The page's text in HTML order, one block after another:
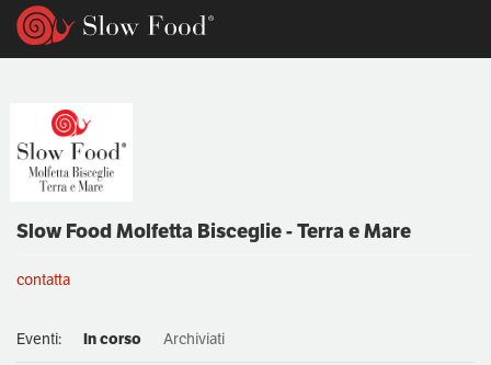
Slow Food Molfetta Bisceglie - Terra e Mare
contatta
Eventi: In corso Archiviati